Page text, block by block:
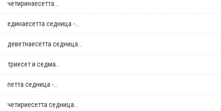
четиринаесетта...
единаесетта седница -...
деветнаесетта седница...
триесет и седма...
петта седница -...
четириесетта седница...